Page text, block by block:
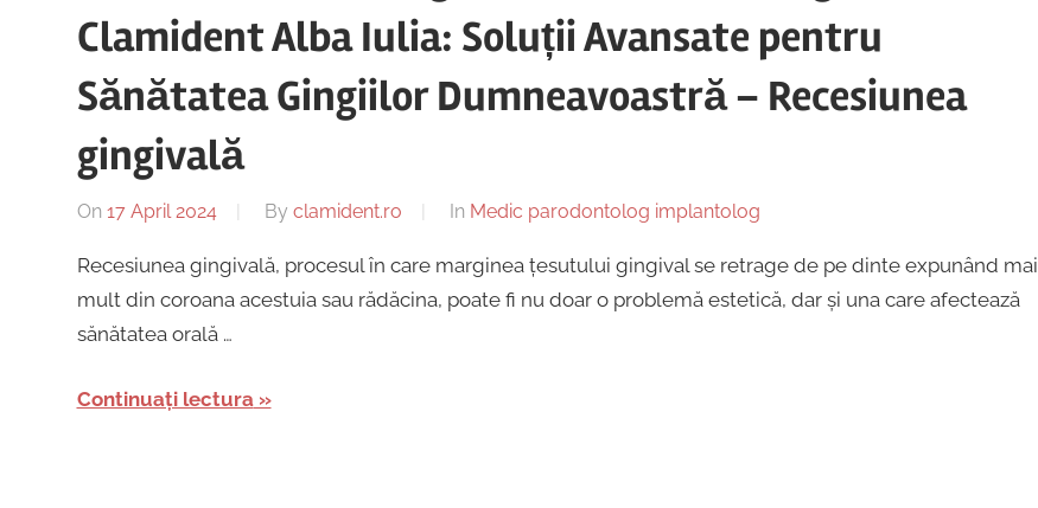
Clamident Alba Iulia: Soluții Avansate pentru
Sănătatea Gingiilor Dumneavoastră – Recesiunea
gingivală
On 17 April 2024 By clamident.ro In Medic parodontolog implantolog
Recesiunea gingivală, procesul în care marginea țesutului gingival se retrage de pe dinte expunând mai
mult din coroana acestuia sau rădăcina, poate fi nu doar o problemă estetică, dar și una care afectează
sănătatea orală …
Continuați lectura